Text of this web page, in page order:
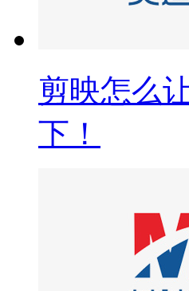
剪映怎么
下！